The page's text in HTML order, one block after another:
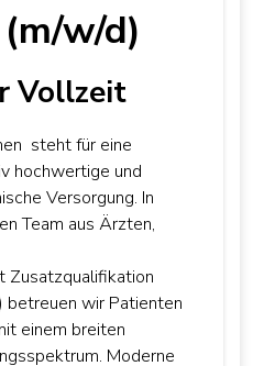
w/d)
Vollzeit
steht für eine
hochwertige und
Versorgung. In
Team aus Ärzten,
Zusatzqualifikation
wir Patienten
einem breiten
Moderne